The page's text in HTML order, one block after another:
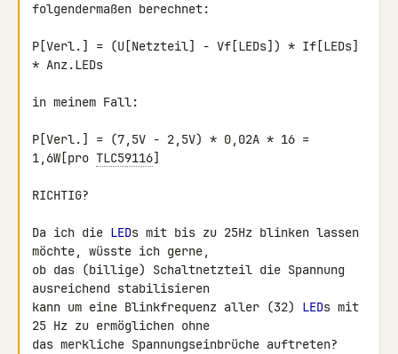
folgendermaßen berechnet:
P[Verl.] = (U[Netzteil] - Vf[LEDs]) * If[LEDs]
* Anz.LEDs
in meinem Fall:
P[Verl.] = (7,5V - 2,5V) * 0,02A * 16 =
1,6W[pro TLC59116]
RICHTIG?
Da ich die LEDs mit bis zu 25Hz blinken lassen
möchte, wüsste ich gerne,
ob das (billige) Schaltnetzteil die Spannung
ausreichend stabilisieren
kann um eine Blinkfrequenz aller (32) LEDs mit
25 Hz zu ermöglichen ohne
das merkliche Spannungseinbrüche auftreten?